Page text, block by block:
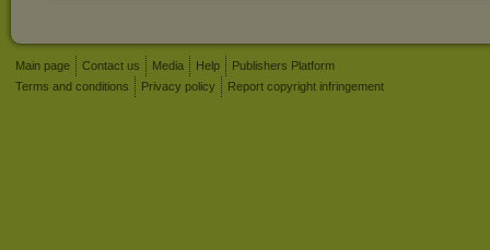
Main page Contact us Media Help
Publishers Platform
Terms and conditions
Privacy policy Report copyright infringement